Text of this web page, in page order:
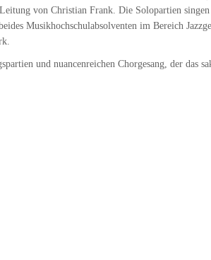
von Christian Frank. Die Solopartien singen
Musikhochschulabsolventen im Bereich
und nuancenreichen Chorgesang, der das